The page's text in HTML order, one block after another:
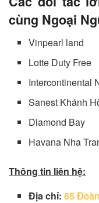
cùng Ngoại
Vinpearl land
Lotte Duty Free
Intercontinental
Sanest Khánh
Diamond Bay
Havana Nha
Thông tin liên hệ:
Địa chỉ: 65